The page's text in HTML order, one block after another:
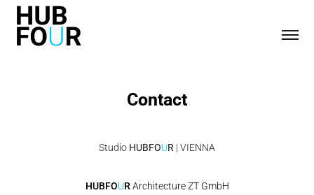
Contact
Studio HUBFOUR | VIENNA
HUBFOURArchitecture ZT GmbH